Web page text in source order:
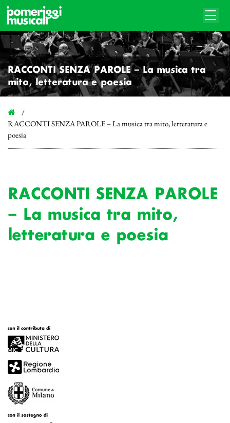
RACCONTI SENZA PAROLE – La musica tra
mito, letteratura e poesia
RACCONTI SENZA PAROLE – La musica tra mito, letteratura e
poesia
RACCONTI SENZA PAROLE
– La musica tra mito,
letteratura e poesia